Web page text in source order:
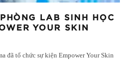
LAB SINH HỌC
YOUR SKIN
đã tổ chức sự kiện Empower Your Skin